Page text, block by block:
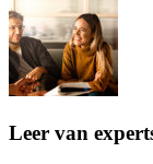
Leer van